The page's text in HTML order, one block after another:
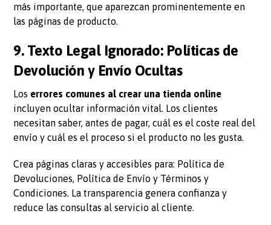
más importante, que aparezcan prominentemente en
las páginas de producto.
9. Texto Legal Ignorado: Políticas de
Devolución y Envío Ocultas
Los errores comunes al crear una tienda online
incluyen ocultar información vital. Los clientes
necesitan saber, antes de pagar, cuál es el coste real del
envío y cuál es el proceso si el producto no les gusta.
Crea páginas claras y accesibles para: Política de
Devoluciones, Política de Envío y Términos y
Condiciones. La transparencia genera confianza y
reduce las consultas al servicio al cliente.